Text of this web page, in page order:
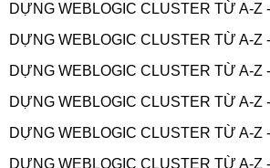
DỰNG WEBLOGIC CLUSTER TỪ A-
DỰNG WEBLOGIC CLUSTER TỪ A-Z
DỰNG WEBLOGIC CLUSTER TỪ A-Z
DỰNG WEBLOGIC CLUSTER TỪ A-Z
DỰNG WEBLOGIC CLUSTER TỪ A-Z
DỰNG WEBLOGIC CLUSTER TỪ A-